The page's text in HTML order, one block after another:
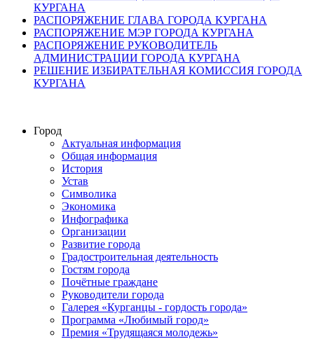
КУРГАНА
РАСПОРЯЖЕНИЕ ГЛАВА ГОРОДА КУРГАНА
РАСПОРЯЖЕНИЕ МЭР ГОРОДА КУРГАНА
РАСПОРЯЖЕНИЕ РУКОВОДИТЕЛЬ
АДМИНИСТРАЦИИ ГОРОДА КУРГАНА
РЕШЕНИЕ ИЗБИРАТЕЛЬНАЯ КОМИССИЯ ГОРОДА
КУРГАНА
Город
Актуальная информация
Общая информация
История
Устав
Символика
Экономика
Инфографика
Организации
Развитие города
Градостроительная деятельность
Гостям города
Почётные граждане
Руководители города
Галерея «Курганцы - гордость города»
Программа «Любимый город»
Премия «Трудящаяся молодежь»